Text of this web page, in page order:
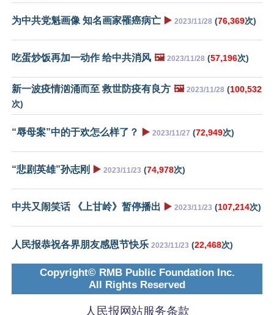
为中共党魁画像 知名画家罹癌病亡 ▶️ 2023/11/28 (76,369次)
吃蛋炒饭再加一动作 给中共消风 🖼️ 2023/11/28 (57,196次)
新一波疫情汹涌而至 救世防疫有良方 🖼️ 2023/11/28 (100,532
次)
“辱母案”中的于欢怎么样了？ ▶️ 2023/11/27 (72,949次)
“悲剧英雄”孙志刚 ▶️ 2023/11/23 (74,978次)
中共又闹笑话 《上甘岭》暂停播出 ▶️ 2023/11/23 (107,214次)
人民报恭祝各界朋友感恩节快乐 2023/11/23 (22,468次)
Copyright© RMB Public Foundation Inc.
All Rights Reserved
人民报网站服务条款